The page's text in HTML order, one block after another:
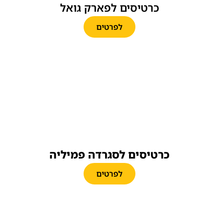
כרטיסים לפארק גואל
לפרטים
כרטיסים לסגרדה פמיליה
לפרטים